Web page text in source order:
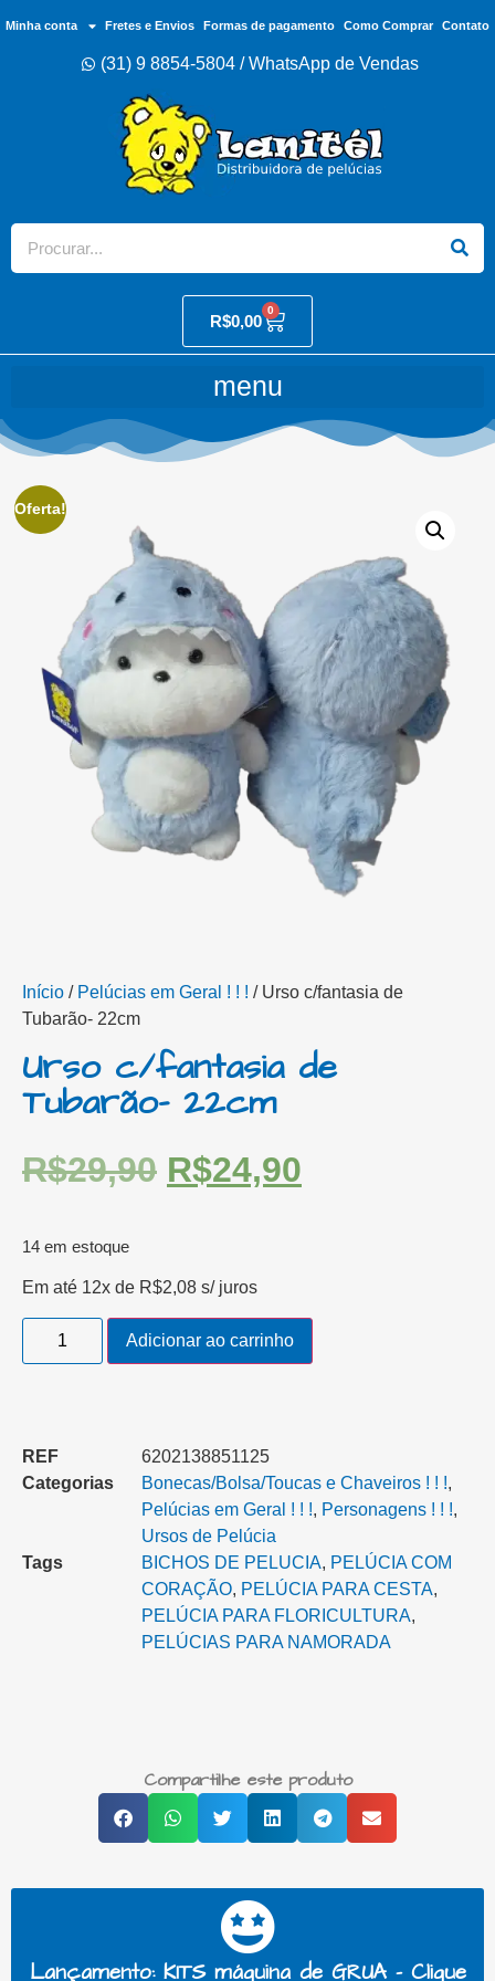
Minha conta Fretes e Envios Formas de pagamento Como Comprar Contato
(31) 9 8854-5804 / WhatsApp de Vendas
R$0,00
0
Oferta!
Início / Pelúcias em Geral ! ! ! / Urso c/fantasia de
Tubarão- 22cm
Urso c/fantasia de
Tubarão- 22cm
R$29,90 R$24,90
14 em estoque
Em até 12x de R$2,08 s/ juros
Adicionar ao carrinho
REF
6202138851125
Categorias
Bonecas/Bolsa/Toucas e Chaveiros ! ! !,
Pelúcias em Geral ! ! !, Personagens ! ! !,
Ursos de Pelúcia
Tags
BICHOS DE PELUCIA, PELÚCIA COM
CORAÇÃO, PELÚCIA PARA CESTA‎,
PELÚCIA PARA FLORICULTURA,
PELÚCIAS PARA NAMORADA
Compartilhe este produto
Lançamento: KITS máquina de GRUA - Clique